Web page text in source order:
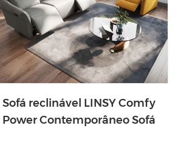
Sofá reclinável LINSY Comfy
Power Contemporâneo Sofá